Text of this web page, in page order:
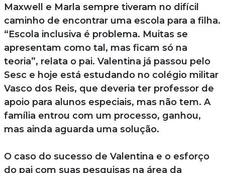
Maxwell e Marla sempre tiveram no difícil
caminho de encontrar uma escola para a filha.
“Escola inclusiva é problema. Muitas se
apresentam como tal, mas ficam só na
teoria”, relata o pai. Valentina já passou pelo
Sesc e hoje está estudando no colégio militar
Vasco dos Reis, que deveria ter professor de
apoio para alunos especiais, mas não tem. A
família entrou com um processo, ganhou,
mas ainda aguarda uma solução.
O caso do sucesso de Valentina e o esforço
do pai com suas pesquisas na área da